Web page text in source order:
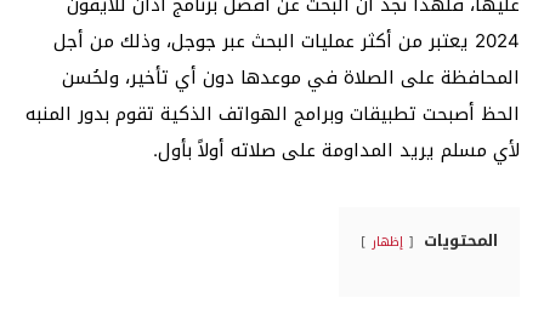
2024 يعتبر من أكثر عمليات البحث عبر جوجل، وذلك من أجل
المحافظة على الصلاة في موعدها دون أي تأخير، ولحُسن
الحظ أصبحت تطبيقات وبرامج الهواتف الذكية تقوم بدور المنبه
لأي مسلم يريد المداومة على صلاته أولاً بأول.
المحتويات إظهار